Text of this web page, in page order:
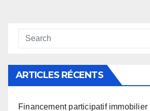
ARTICLES RÉCENTS
Financement participatif immobilier